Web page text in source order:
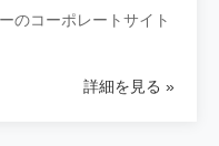
のコーポレートサイト
詳細を見る